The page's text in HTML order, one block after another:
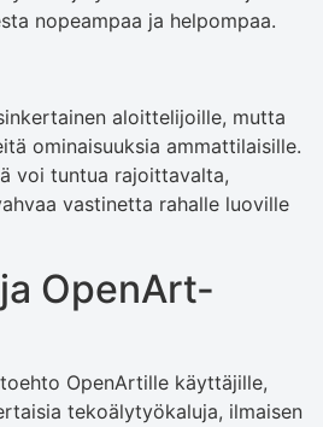
nopeampaa ja helpompaa.
aloittelijoille, mutta
ominaisuuksia ammattilaisille.
voi tuntua rajoittavalta,
vastinetta rahalle luoville
OpenArt-
OpenArtille käyttäjille,
​​tekoälytyökaluja, ilmaisen